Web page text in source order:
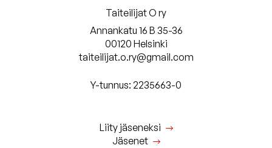
Taiteilijat O ry
Annankatu 16 B 35-36
00120 Helsinki
taiteilijat.o.ry@gmail.com
Y-tunnus: 2235663-0
Liity jäseneksi
Jäsenet